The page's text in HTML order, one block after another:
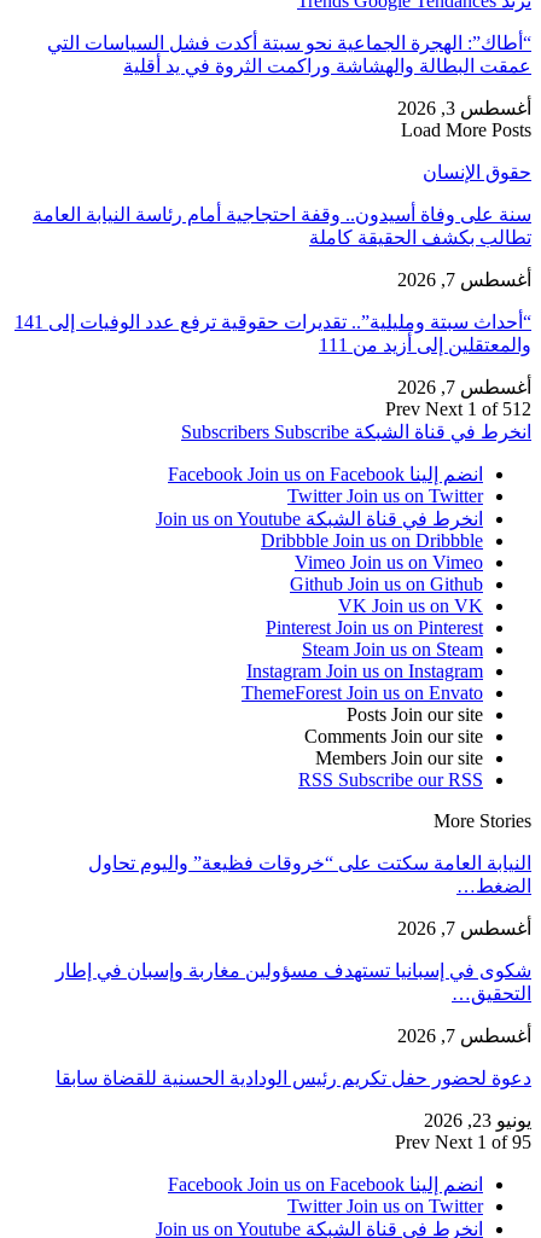
“أطاك”: الهجرة الجماعية نحو سبتة أكدت فشل السياسات التي
عمقت البطالة والهشاشة وراكمت الثروة في يد أقلية
أغسطس 3, 2026
Load More Posts
حقوق الإنسان
سنة على وفاة أسيدون.. وقفة احتجاجية أمام رئاسة النيابة العامة
تطالب بكشف الحقيقة كاملة
أغسطس 7, 2026
“أحداث سبتة ومليلية”.. تقديرات حقوقية ترفع عدد الوفيات إلى 141
والمعتقلين إلى أزيد من 111
أغسطس 7, 2026
Prev Next 1 of 512
انخرط في قناة الشبكة
Subscribers Subscribe
انضم إلينا Facebook Join us on Facebook
Twitter Join us on Twitter
انخرط في قناة الشبكة Join us on Youtube
Dribbble Join us on Dribbble
Vimeo Join us on Vimeo
Github Join us on Github
VK Join us on VK
Pinterest Join us on Pinterest
Steam Join us on Steam
Instagram Join us on Instagram
ThemeForest Join us on Envato
Posts Join our site
Comments Join our site
Members Join our site
RSS Subscribe our RSS
More Stories
النيابة العامة سكتت على “خروقات فظيعة” واليوم تحاول
الضغط…
أغسطس 7, 2026
شكوى في إسبانيا تستهدف مسؤولين مغاربة وإسبان في إطار
التحقيق…
أغسطس 7, 2026
دعوة لحضور حفل تكريم رئيس الودادية الحسنية للقضاة سابقا
يونيو 23, 2026
Prev Next 1 of 95
انضم إلينا Facebook Join us on Facebook
Twitter Join us on Twitter
انخرط في قناة الشبكة Join us on Youtube